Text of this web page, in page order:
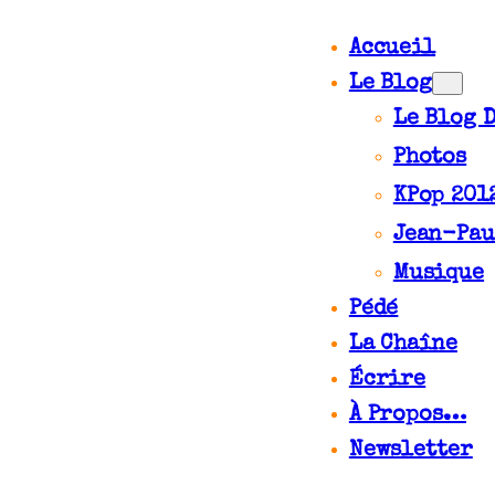
Accueil
Le Blog
Le Blog
Photos
KPop
Jean-
Musique
Pédé
La Chaîne
Écrire
À Propos…
Newsletter